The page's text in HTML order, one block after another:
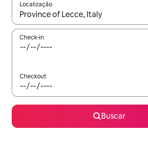
Localização
Quando os resultados estiverem
Check-in
Checkout
Buscar